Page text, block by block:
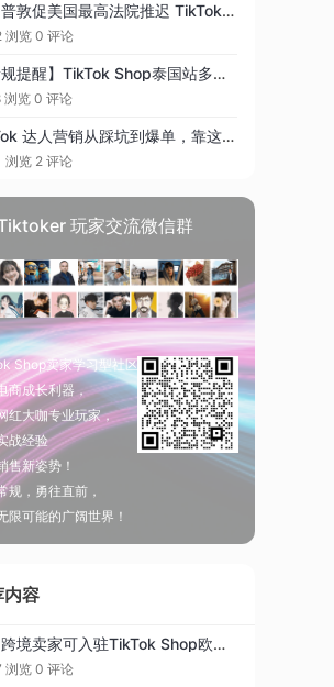
特朗普敦促美国最高法院推迟 TikTok 禁令
浏览0 评论
【新规提醒】TikTok Shop泰国站多个类目上架必须填属性信息
浏览0 评论
TikTok 达人营销从踩坑到爆单，靠这两套打法 ROI 翻 3 倍​
浏览 2 评论
玩家交流微信群
Shop卖家学习型社区
商成长利器，
红大咖专业玩家，
战经验
售新姿势！
规，勇往直前，
限可能的广阔世界！
内容
中国跨境卖家可入驻TikTok Shop欧洲站了！
浏览0 评论